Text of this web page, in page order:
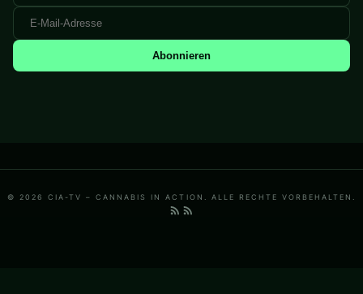
Abonnieren
© 2026 CIA-TV – CANNABIS IN ACTION. ALLE RECHTE VORBEHALTEN.